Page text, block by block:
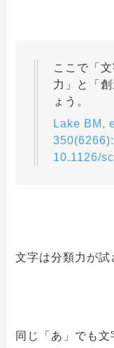
ここで「
力」と「
ょう。
Lake BM,
10.1126/
文字は分類力が試
同じ「あ」でも文